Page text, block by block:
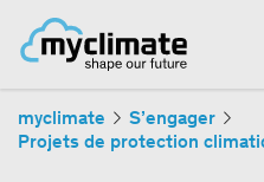
myclimate
S’engager
Projets de protection